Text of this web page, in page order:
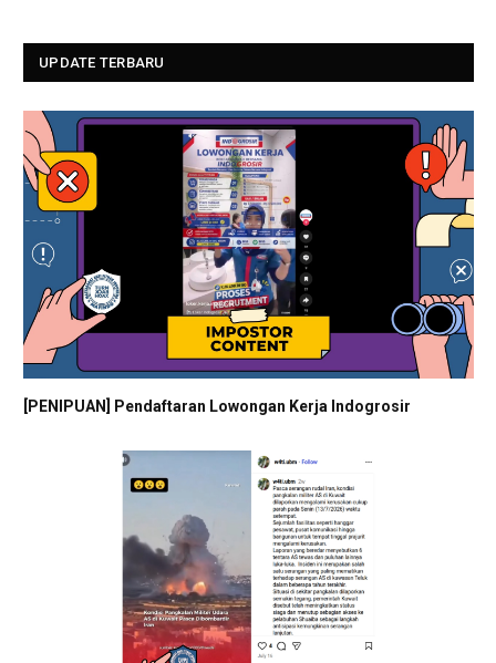
UPDATE TERBARU
[PENIPUAN] Pendaftaran Lowongan Kerja Indogrosir